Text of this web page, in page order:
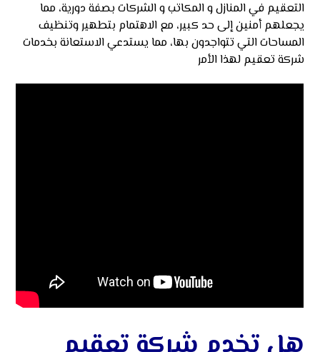
التعقيم في المنازل و المكاتب و الشركات بصفة دورية، مما
يجعلهم أمنين إلى حد كبير، مع الاهتمام بتطهير وتنظيف
المساحات التي تتواجدون بها، مما يستدعي الاستعانة بخدمات
شركة تعقيم لهذا الأمر